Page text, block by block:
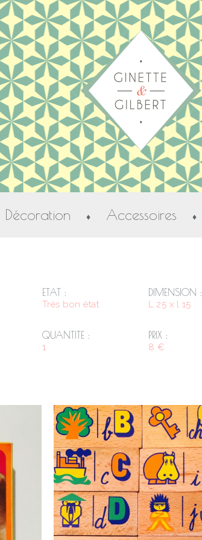
Décoration ♦ Accessoires ♦
ETAT :
Très bon état
DIMENSION :
L 25 x l 15
QUANTITE :
1
PRIX :
8 €